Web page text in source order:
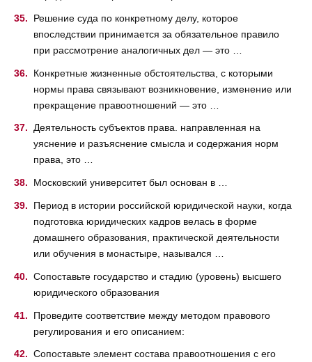
Решение суда по конкретному делу, которое
впоследствии принимается за обязательное правило
при рассмотрение аналогичных дел — это …
Конкретные жизненные обстоятельства, с которыми
нормы права связывают возникновение, изменение или
прекращение правоотношений — это …
Деятельность субъектов права. направленная на
уяснение и разъяснение смысла и содержания норм
права, это …
Московский университет был основан в …
Период в истории российской юридической науки, когда
подготовка юридических кадров велась в форме
домашнего образования, практической деятельности
или обучения в монастыре, назывался …
Сопоставьте государство и стадию (уровень) высшего
юридического образования
Проведите соответствие между методом правового
регулирования и его описанием:
Сопоставьте элемент состава правоотношения с его